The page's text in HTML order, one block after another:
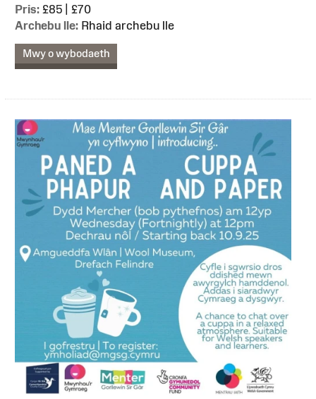
Pris: £85 | £70
Archebu lle: Rhaid archebu lle
Mwy o wybodaeth